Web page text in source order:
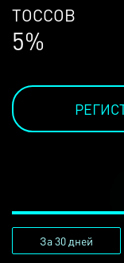
ЛЮДЕЙ
69%
За 30 дней